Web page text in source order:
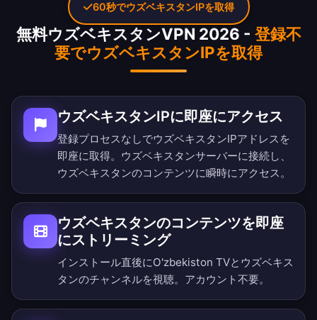
無料ウズベキスタンVPN 2026 - 登録不
要でウズベキスタンIPを取得
ウズベキスタンIPに即座にアクセス
登録プロセスなしでウズベキスタンIPアドレスを
即座に取得。ウズベキスタンサーバーに接続し、
ウズベキスタンのコンテンツに瞬時にアクセス。
ウズベキスタンのコンテンツを即座
にストリーミング
インストール直後にO'zbekiston TVとウズベキス
タンのチャンネルを視聴。アカウント不要。
60秒でウズベキスタンIPを取得